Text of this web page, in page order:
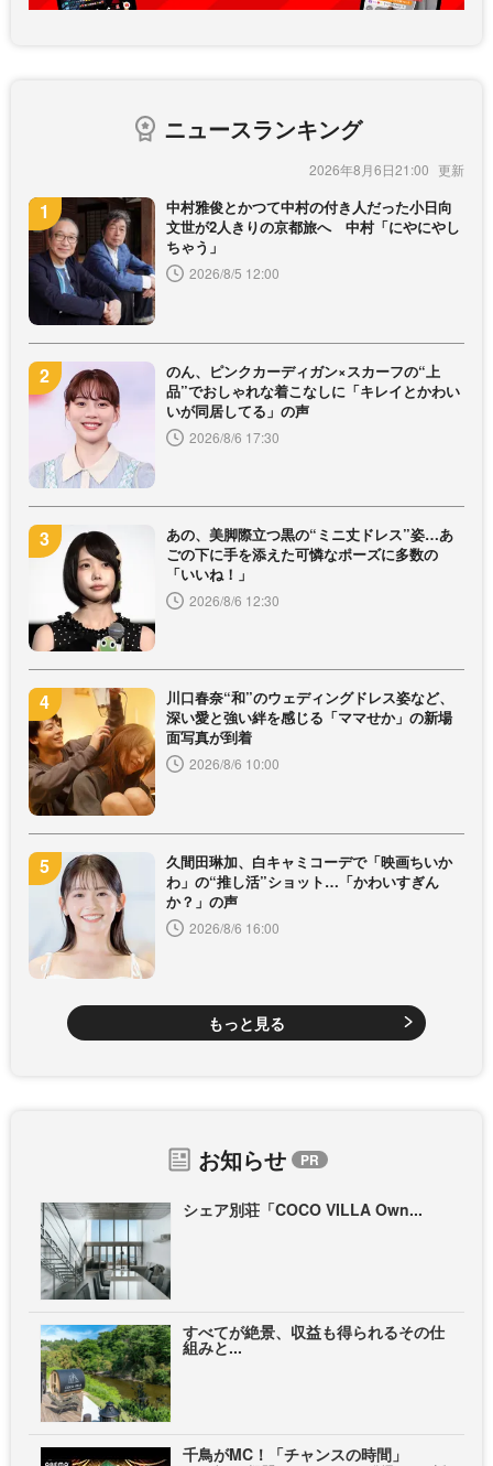
ニュースランキング
2026年8月6日21:00
中村雅俊とかつて中村の付き人だった小日向
文世が2人きりの京都旅へ 中村「にやにやし
ちゃう」
2026/8/5 12:00
のん、ピンクカーディガン×スカーフの“上
品”でおしゃれな着こなしに「キレイとかわい
いが同居してる」の声
2026/8/6 17:30
あの、美脚際立つ黒の“ミニ丈ドレス”姿…あ
ごの下に手を添えた可憐なポーズに多数の
「いいね！」
2026/8/6 12:30
川口春奈“和”のウェディングドレス姿など、
深い愛と強い絆を感じる「ママせか」の新場
面写真が到着
2026/8/6 10:00
久間田琳加、白キャミコーデで「映画ちいか
わ」の“推し活”ショット…「かわいすぎん
か？」の声
2026/8/6 16:00
もっと見る
お知らせ
シェア別荘「COCO VILLA Own...
すべてが絶景、収益も得られるその仕
組みと...
千鳥がMC！「チャンスの時間」